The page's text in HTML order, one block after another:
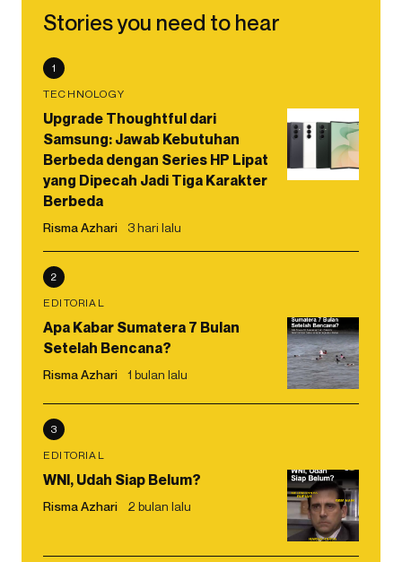
Stories you need to hear
1
TECHNOLOGY
Upgrade Thoughtful dari
Samsung: Jawab Kebutuhan
Berbeda dengan Series HP Lipat
yang Dipecah Jadi Tiga Karakter
Berbeda
Risma Azhari 3 hari lalu
2
EDITORIAL
Apa Kabar Sumatera 7 Bulan
Setelah Bencana?
Risma Azhari 1 bulan lalu
3
EDITORIAL
WNI, Udah Siap Belum?
Risma Azhari 2 bulan lalu